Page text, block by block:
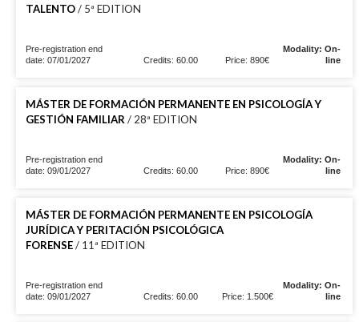
TALENTO/ 5ª EDITION
Pre-registration end
date: 07/01/2027
Credits: 60.00 Price: 890€
Modality: On-
line
MÁSTER DE FORMACIÓN PERMANENTE EN PSICOLOGÍA Y
GESTIÓN FAMILIAR / 28ª EDITION
Pre-registration end
date: 09/01/2027
Credits: 60.00 Price: 890€
Modality: On-
line
MÁSTER DE FORMACIÓN PERMANENTE EN PSICOLOGÍA
JURÍDICA Y PERITACIÓN PSICOLÓGICA
FORENSE/ 11ª EDITION
Pre-registration end
date: 09/01/2027
Credits: 60.00 Price: 1.500€
Modality: On-
line